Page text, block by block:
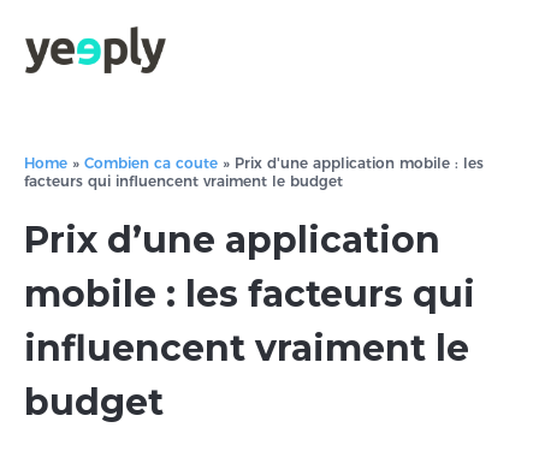
Home » Combien ca coute » Prix d'une application mobile : les
facteurs qui influencent vraiment le budget
Prix d’une application
mobile : les facteurs qui
influencent vraiment le
budget